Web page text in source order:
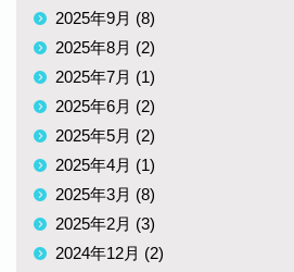
2025年9月 (8)
2025年8月 (2)
2025年7月 (1)
2025年6月 (2)
2025年5月 (2)
2025年4月 (1)
2025年3月 (8)
2025年2月 (3)
2024年12月 (2)